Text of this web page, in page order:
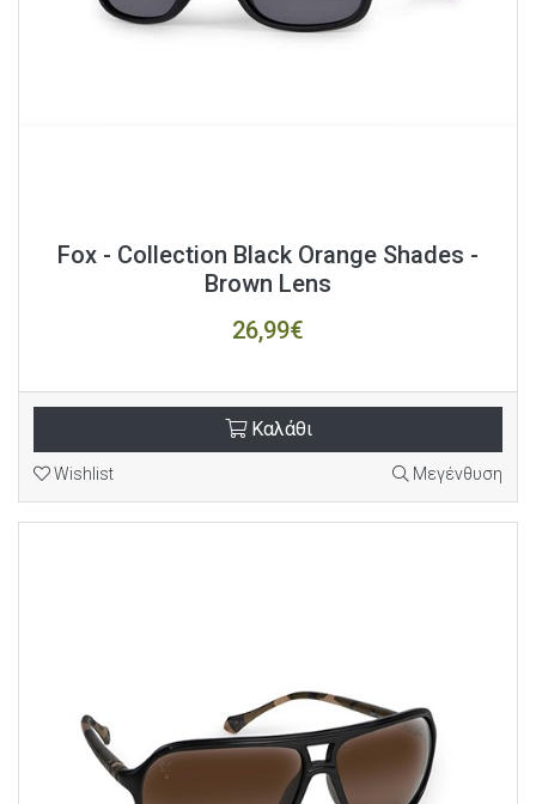
Fox - Collection Black Orange Shades -
Brown Lens
26,99€
Καλάθι
Wishlist Μεγένθυση